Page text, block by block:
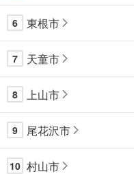
6 東根市
7 天童市
8 上山市
9 尾花沢市
10 村山市